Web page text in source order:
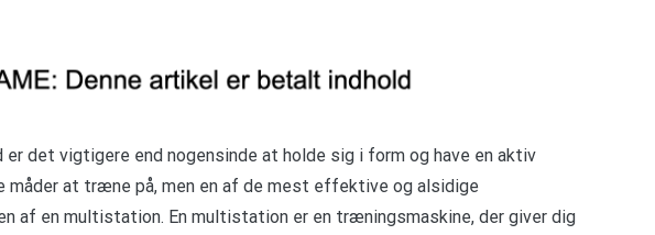
er det vigtigere end nogensinde at holde sig i form og have en aktiv
måder at træne på, men en af de mest effektive og alsidige
af en multistation. En multistation er en træningsmaskine, der giver dig